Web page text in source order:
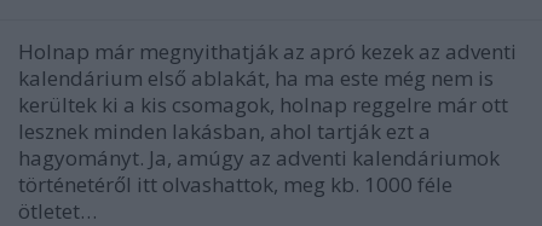
Holnap már megnyithatják az apró kezek az adventi
kalendárium első ablakát, ha ma este még nem is
kerültek ki a kis csomagok, holnap reggelre már ott
lesznek minden lakásban, ahol tartják ezt a
hagyományt. Ja, amúgy az adventi kalendáriumok
történetéről itt olvashattok, meg kb. 1000 féle
ötletet…